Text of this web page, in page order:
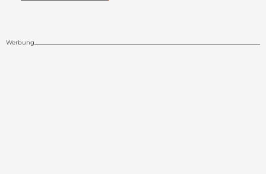
Werbung